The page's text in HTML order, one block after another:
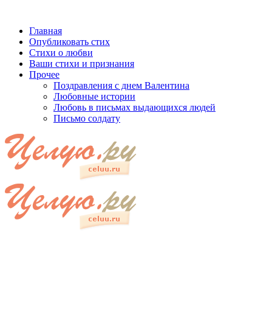
Главная
Опубликовать стих
Стихи о любви
Ваши стихи и признания
Прочее
Поздравления с днем Валентина
Любовные истории
Любовь в письмах выдающихся людей
Письмо солдату